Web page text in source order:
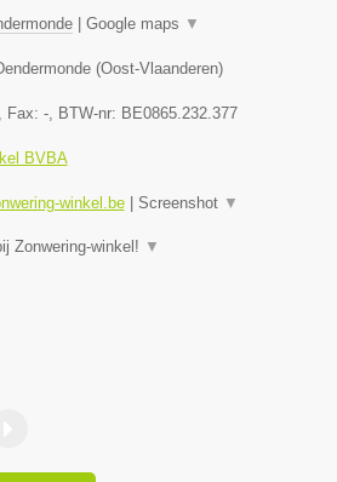
| Google maps ▼
(Oost-Vlaanderen)
Fax: -, BTW-nr: BE0865.232.377
BVBA
winkel.be| Screenshot ▼
Zonwering-winkel! ▼